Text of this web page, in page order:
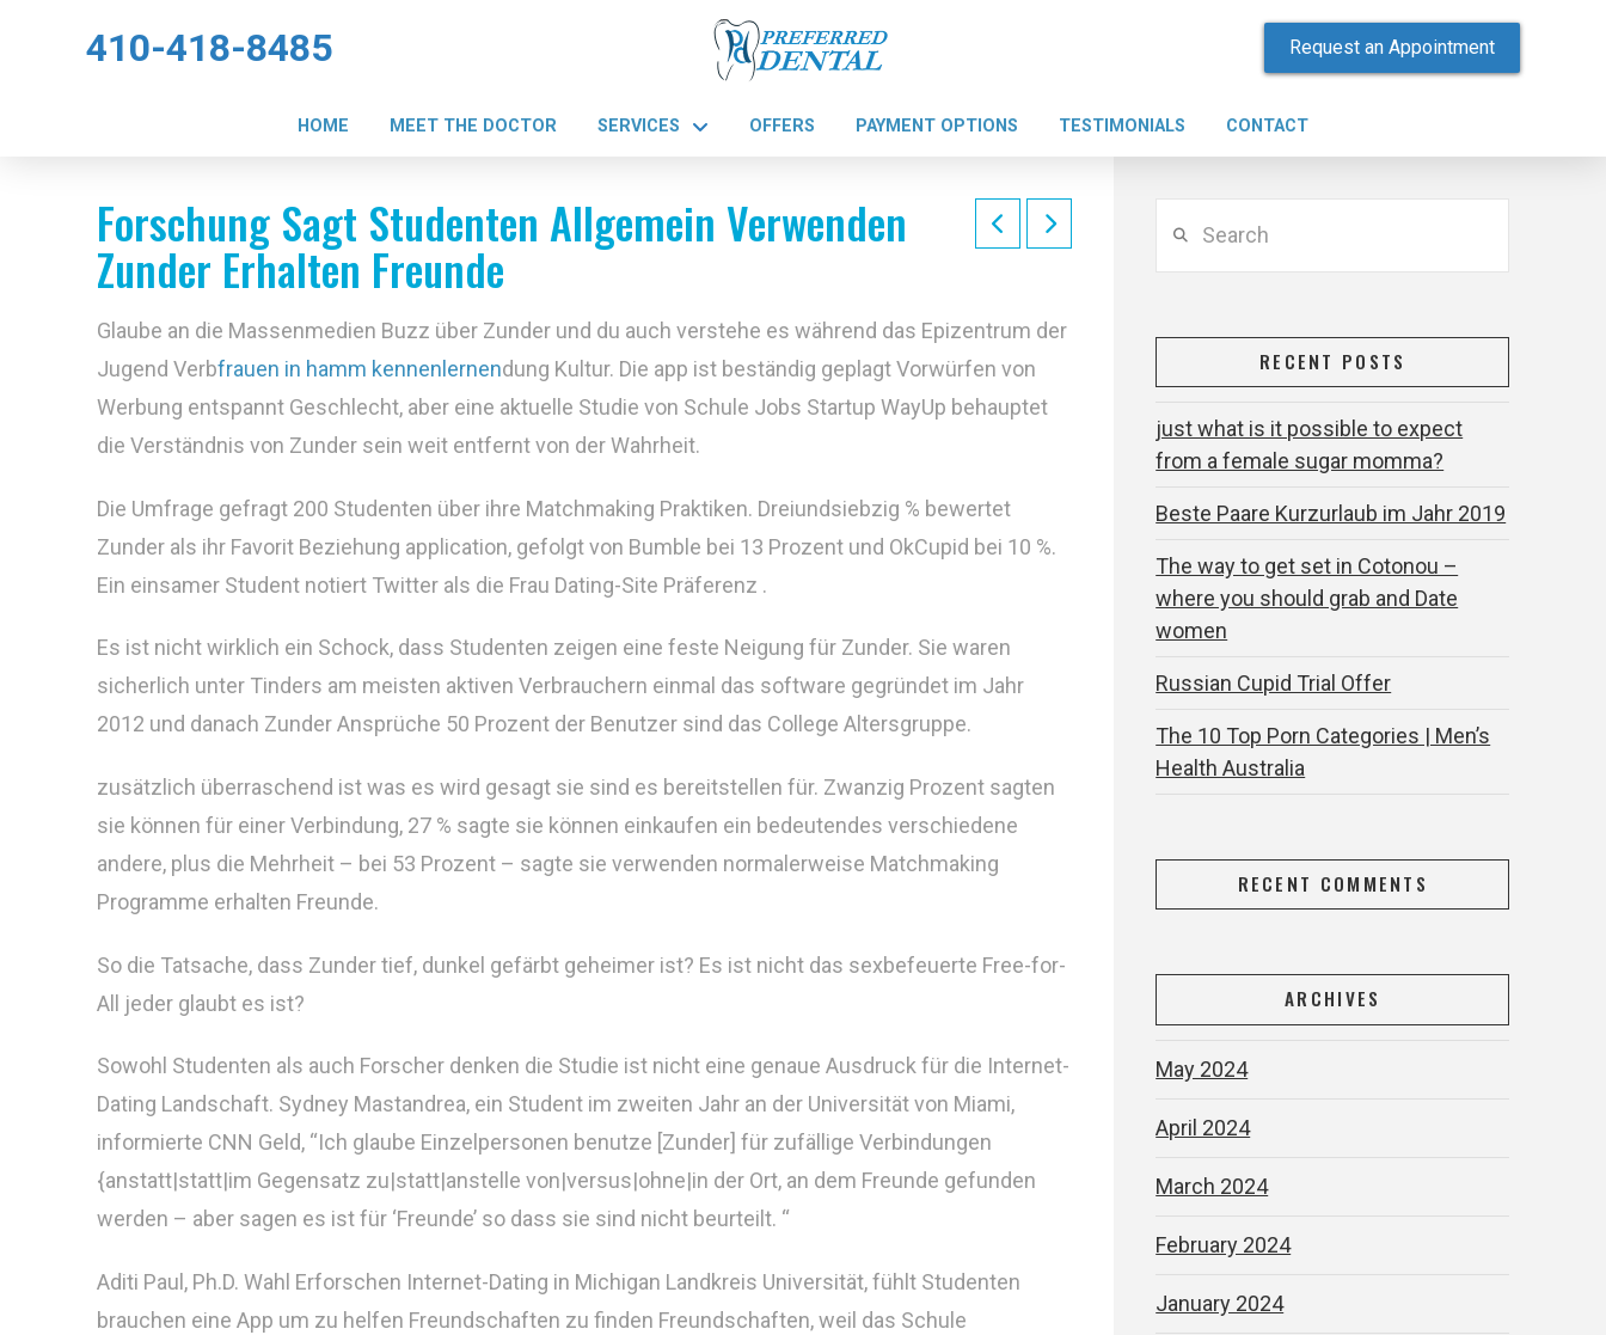
410-418-8485 Request an Appointment
HOME MEET THE DOCTOR SERVICES OFFERS PAYMENT OPTIONS TESTIMONIALS CONTACT
Forschung Sagt Studenten Allgemein Verwenden
Zunder Erhalten Freunde
Glaube an die Massenmedien Buzz über Zunder und du auch verstehe es während das Epizentrum der
Jugend Verbfrauen in hamm kennenlernendung Kultur. Die app ist beständig geplagt Vorwürfen von
Werbung entspannt Geschlecht, aber eine aktuelle Studie von Schule Jobs Startup WayUp behauptet
die Verständnis von Zunder sein weit entfernt von der Wahrheit.
Die Umfrage gefragt 200 Studenten über ihre Matchmaking Praktiken. Dreiundsiebzig % bewertet
Zunder als ihr Favorit Beziehung application, gefolgt von Bumble bei 13 Prozent und OkCupid bei 10 %.
Ein einsamer Student notiert Twitter als die Frau Dating-Site Präferenz .
Es ist nicht wirklich ein Schock, dass Studenten zeigen eine feste Neigung für Zunder. Sie waren
sicherlich unter Tinders am meisten aktiven Verbrauchern einmal das software gegründet im Jahr
2012 und danach Zunder Ansprüche 50 Prozent der Benutzer sind das College Altersgruppe.
zusätzlich überraschend ist was es wird gesagt sie sind es bereitstellen für. Zwanzig Prozent sagten
sie können für einer Verbindung, 27 % sagte sie können einkaufen ein bedeutendes verschiedene
andere, plus die Mehrheit – bei 53 Prozent – sagte sie verwenden normalerweise Matchmaking
Programme erhalten Freunde.
So die Tatsache, dass Zunder tief, dunkel gefärbt geheimer ist? Es ist nicht das sexbefeuerte Free-for-
All jeder glaubt es ist?
Sowohl Studenten als auch Forscher denken die Studie ist nicht eine genaue Ausdruck für die Internet-
Dating Landschaft. Sydney Mastandrea, ein Student im zweiten Jahr an der Universität von Miami,
informierte CNN Geld, “Ich glaube Einzelpersonen benutze [Zunder] für zufällige Verbindungen
{anstatt|statt|im Gegensatz zu|statt|anstelle von|versus|ohne|in der Ort, an dem Freunde gefunden
werden – aber sagen es ist für ‘Freunde’ so dass sie sind nicht beurteilt. “
Aditi Paul, Ph.D. Wahl Erforschen Internet-Dating in Michigan Landkreis Universität, fühlt Studenten
brauchen eine App um zu helfen Freundschaften zu finden Freundschaften, weil das Schule
RECENT POSTS
just what is it possible to expect
from a female sugar momma?
Beste Paare Kurzurlaub im Jahr 2019
The way to get set in Cotonou –
where you should grab and Date
women
Russian Cupid Trial Offer
The 10 Top Porn Categories | Men’s
Health Australia
RECENT COMMENTS
ARCHIVES
May 2024
April 2024
March 2024
February 2024
January 2024